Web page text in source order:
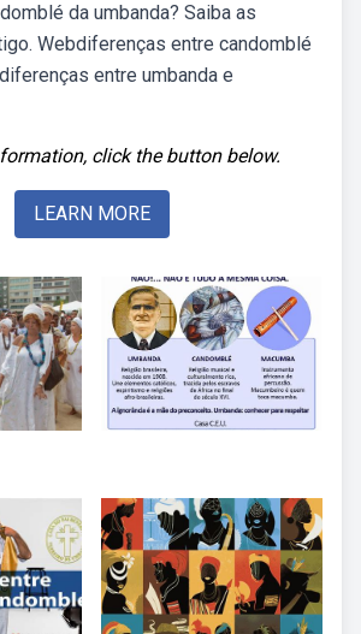
da umbanda? Saiba as
Webdiferenças entre candomblé
entre umbanda e
click the button below.
LEARN MORE